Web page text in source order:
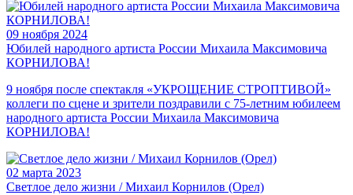
09 ноября 2024
Юбилей народного артиста России Михаила Максимовича
КОРНИЛОВА!
9 ноября после спектакля «УКРОЩЕНИЕ СТРОПТИВОЙ»
коллеги по сцене и зрители поздравили с 75-летним юбилеем
народного артиста России Михаила Максимовича
КОРНИЛОВА!
02 марта 2023
Светлое дело жизни / Михаил Корнилов (Орел)